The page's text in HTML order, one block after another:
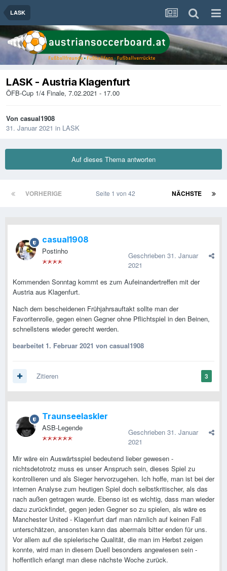
LASK
LASK - Austria Klagenfurt
ÖFB-Cup 1/4 Finale, 7.02.2021 - 17.00
Von casual1908
31. Januar 2021 in LASK
Auf dieses Thema antworten
VORHERIGE NÄCHSTE
Seite 1 von 42
casual1908
Postinho Geschrieben 31. Januar
2021
Kommenden Sonntag kommt es zum Aufeinandertreffen mit der
Austria aus Klagenfurt.
Nach dem bescheidenen Frühjahrsauftakt sollte man der
Favoritenrolle, gegen einen Gegner ohne Pflichtspiel in den Beinen,
schnellstens wieder gerecht werden.
bearbeitet 1. Februar 2021 von casual1908
3
Zitieren
Traunseelaskler
ASB-Legende Geschrieben 31. Januar
2021
Mir wäre ein Auswärtsspiel bedeutend lieber gewesen -
nichtsdetotrotz muss es unser Anspruch sein, dieses Spiel zu
kontrollieren und als Sieger hervorzugehen. Ich hoffe, man ist bei der
internen Analyse zum heutigen Spiel doch selbstkritischer, als das
nach außen getragen wurde. Ebenso ist es wichtig, dass man wieder
dazu zurückfindet, gegen jeden Gegner so zu spielen, als wäre es
Manchester United - Klagenfurt darf man nämlich auf keinen Fall
unterschätzen, ansonsten kann das abermals bitter enden für uns.
Vor allem auf die spielerische Qualität, die man im Herbst zeigen
konnte, wird man in diesem Duell besonders angewiesen sein -
hoffentlich erlangt man diese nächste Woche zurück.